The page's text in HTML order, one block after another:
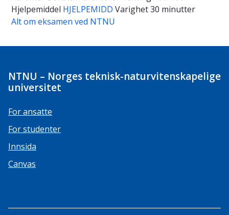
Hjelpemiddel HJELPEMIDD Varighet30 minutter
Alt om eksamen ved NTNU
NTNU – Norges teknisk-naturvitenskapelige
universitet
For ansatte
For studenter
Innsida
Canvas